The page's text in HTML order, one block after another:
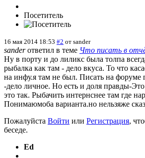
Посетитель
16 мая 2014 18:53 #2 от sander
sanderответил в теме Что писать в
Ну в порту и до лиликс была толпа
рыбалка как там - дело вкуса. То что
на инфу.я там не был. Писать на форуме
-дело личное. Но есть и доля правды-
это так. Рыбачить интернснее там где
Понимаюмоба варианта.но нельзяже
Пожалуйста Войти или Регистрация,
беседе.
Ed